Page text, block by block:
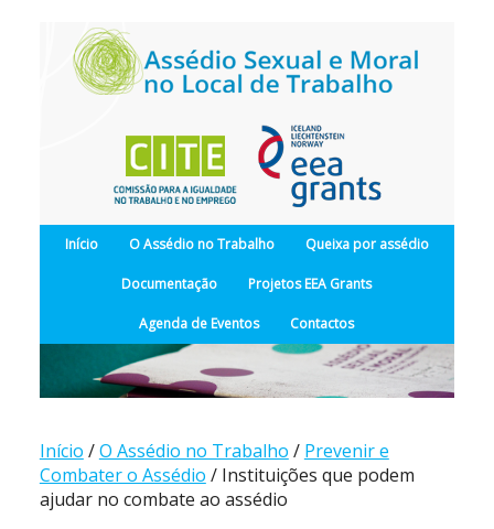
Início O Assédio no Trabalho Queixa por assédio
Documentação Projetos EEA Grants
Agenda de Eventos Contactos
Início /O Assédio no Trabalho / Prevenir e
Combater o Assédio / Instituições que podem
ajudar no combate ao assédio